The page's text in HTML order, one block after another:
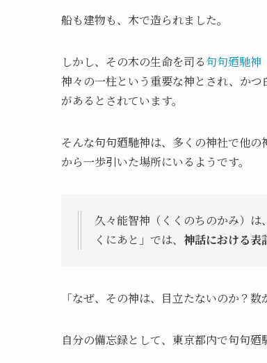
船も建物も、木で造られました。
しかし、その木の生命を司る句句廼馳神
神々の一柱という重要な神とされ、か
があるとされています。
そんな句句廼馳神は、多くの神社で他
から一歩引いた場所にいるようです。
久々能智神（くくのちのかみ）
くにあと」では、 神話における表
「なぜ、その神は、目立たないのか？数
自分の備忘録として、東京都内で句句廼